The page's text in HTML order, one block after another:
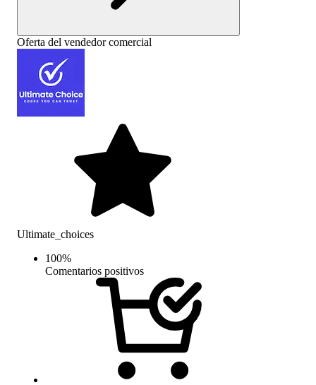
Oferta del vendedor comercial
Ultimate_choices
100%
Comentarios positivos